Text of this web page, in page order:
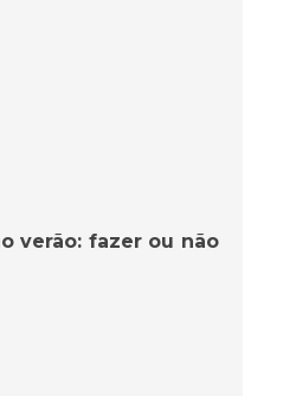
verão: fazer ou não